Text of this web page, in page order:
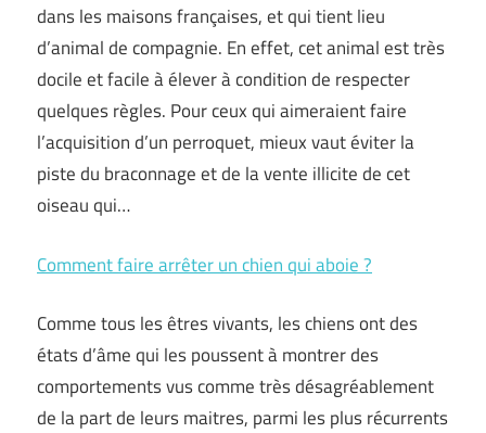
dans les maisons françaises, et qui tient lieu
d’animal de compagnie. En effet, cet animal est très
docile et facile à élever à condition de respecter
quelques règles. Pour ceux qui aimeraient faire
l’acquisition d’un perroquet, mieux vaut éviter la
piste du braconnage et de la vente illicite de cet
oiseau qui…
Comment faire arrêter un chien qui aboie ?
Comme tous les êtres vivants, les chiens ont des
états d’âme qui les poussent à montrer des
comportements vus comme très désagréablement
de la part de leurs maitres, parmi les plus récurrents